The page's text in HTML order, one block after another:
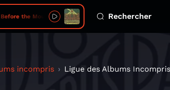
the Mountain Rechercher
incompris Ligue des Albums